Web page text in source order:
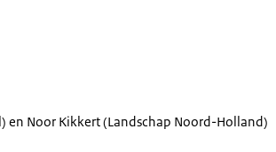
en Noor Kikkert (Landschap Noord-Holland)